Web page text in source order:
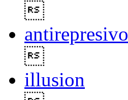
antirepresivo
illusion